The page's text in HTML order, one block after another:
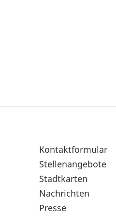
Sekundärnavigation
im
Fußbereich
Kontaktformular
Stellenangebote
Stadtkarten
Nachrichten
Presse